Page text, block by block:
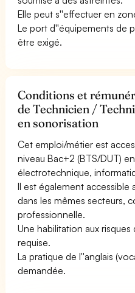
Elle peut s''effectuer en
Le port d''équipements de
être exigé.
Conditions et
de Technicien /
en sonorisation
Cet emploi/métier est
niveau Bac+2 (BTS/DUT)
électrotechnique,
Il est également accessible
dans les mêmes secteurs,
professionnelle.
Une habilitation aux
requise.
La pratique de l''anglais
demandée.